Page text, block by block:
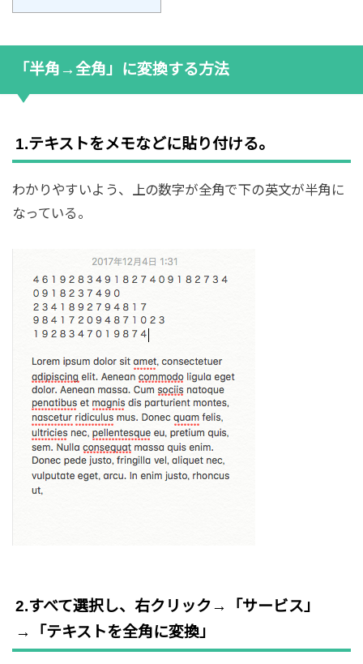
「半角→全角」に変換する方法
1.テキストをメモなどに貼り付ける。
わかりやすいよう、上の数字が全角で下の英文が半角に
なっている。
2.すべて選択し、右クリック→「サービス」
→「テキストを全角に変換」